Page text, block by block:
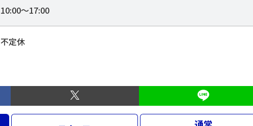
10:00～17:00
不定休